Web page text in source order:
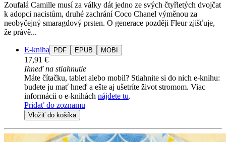
Zoufalá Camille musí za války dát jedno ze svých čtyřletých dvojčat
k adopci nacistům, druhé zachrání Coco Chanel výměnou za
neobyčejný smaragdový prsten. O generace později Fleur zjišťuje,
že právě...
E-kniha PDF EPUB MOBI
17,91 €
Ihneď na stiahnutie
Máte čítačku, tablet alebo mobil? Stiahnite si do nich e-knihu:
budete ju mať hneď a ešte aj ušetríte život stromom. Viac
informácii o e-knihách nájdete tu.
Pridať do zoznamu
Vložiť do košíka